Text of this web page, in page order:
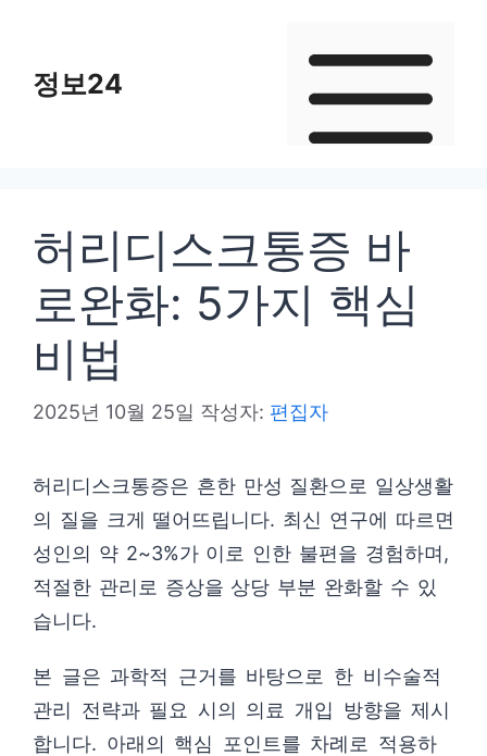
정보24
허리디스크통증 바
로완화: 5가지 핵심
비법
2025년 10월 25일 작성자: 편집자
허리디스크통증은 흔한 만성 질환으로 일상생활
의 질을 크게 떨어뜨립니다. 최신 연구에 따르면
성인의 약 2~3%가 이로 인한 불편을 경험하며,
적절한 관리로 증상을 상당 부분 완화할 수 있
습니다.
본 글은 과학적 근거를 바탕으로 한 비수술적
관리 전략과 필요 시의 의료 개입 방향을 제시
합니다. 아래의 핵심 포인트를 차례로 적용하